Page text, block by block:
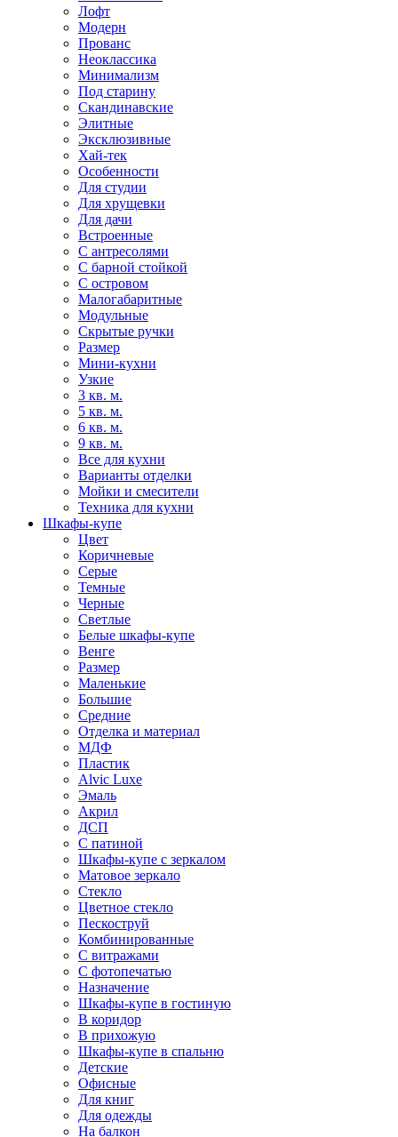
Лофт
Модерн
Прованс
Неоклассика
Минимализм
Под старину
Скандинавские
Элитные
Эксклюзивные
Хай-тек
Особенности
Для студии
Для хрущевки
Для дачи
Встроенные
С антресолями
С барной стойкой
С островом
Малогабаритные
Модульные
Скрытые ручки
Размер
Мини-кухни
Узкие
3 кв. м.
5 кв. м.
6 кв. м.
9 кв. м.
Все для кухни
Варианты отделки
Мойки и смесители
Техника для кухни
Шкафы-купе
Цвет
Коричневые
Серые
Темные
Черные
Светлые
Белые шкафы-купе
Венге
Размер
Маленькие
Большие
Средние
Отделка и материал
МДФ
Пластик
Alvic Luxe
Эмаль
Акрил
ДСП
С патиной
Шкафы-купе с зеркалом
Матовое зеркало
Стекло
Цветное стекло
Пескоструй
Комбинированные
С витражами
С фотопечатью
Назначение
Шкафы-купе в гостиную
В коридор
В прихожую
Шкафы-купе в спальню
Детские
Офисные
Для книг
Для одежды
На балкон